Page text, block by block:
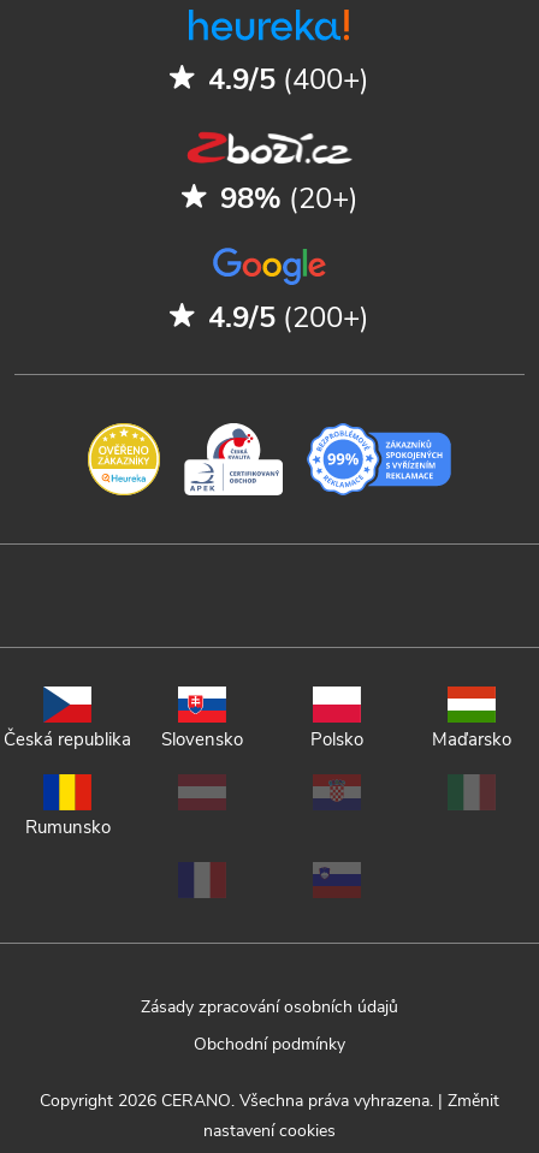
4.9/5 (400+)
98% (20+)
4.9/5 (200+)
Česká republika Slovensko Polsko Maďarsko
Rumunsko
Zásady zpracování osobních údajů
Obchodní podmínky
Copyright 2026 CERANO. Všechna práva vyhrazena. | Změnit
nastavení cookies